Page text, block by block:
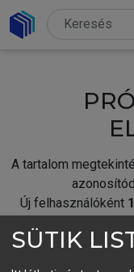
A tartalom
Új felhasználóként
SÜTIK